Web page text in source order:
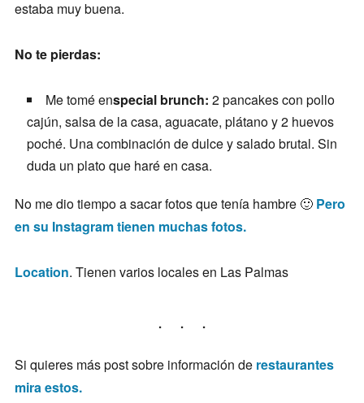
estaba muy buena.
No te pierdas:
Me tomé enspecial brunch: 2 pancakes con pollo
cajún, salsa de la casa, aguacate, plátano y 2 huevos
poché. Una combinación de dulce y salado brutal. Sin
duda un plato que haré en casa.
No me dio tiempo a sacar fotos que tenía hambre 🙂 Pero
en su Instagram tienen muchas fotos.
Location. Tienen varios locales en Las Palmas
Si quieres más post sobre información de restaurantes
mira estos.